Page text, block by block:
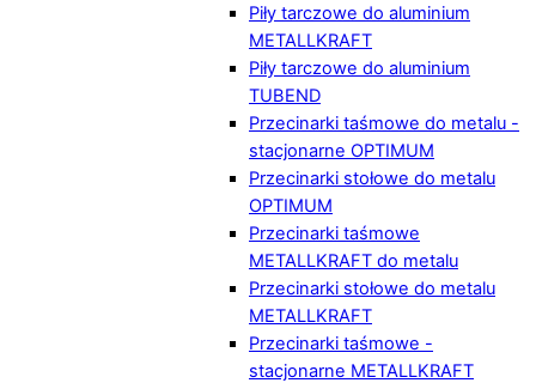
Piły tarczowe do aluminium
METALLKRAFT
Piły tarczowe do aluminium
TUBEND
Przecinarki taśmowe do metalu -
stacjonarne OPTIMUM
Przecinarki stołowe do metalu
OPTIMUM
Przecinarki taśmowe
METALLKRAFT do metalu
Przecinarki stołowe do metalu
METALLKRAFT
Przecinarki taśmowe -
stacjonarne METALLKRAFT